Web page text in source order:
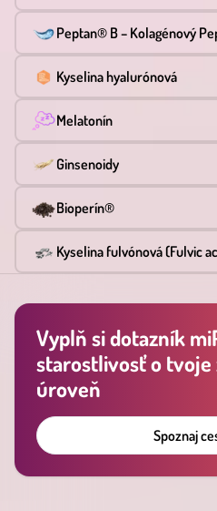
Peptan® B – Kolagénový
Kyselina hyalurónová
Melatonín
Ginsenoidy
Bioperín®
Kyselina fulvónová (Fulvic
Vyplň si dotazník
starostlivosť o tvoje
úroveň
Spoznaj